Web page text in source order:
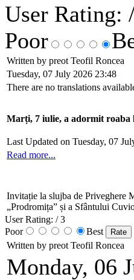
User Rating:
Poor
Written by preot Teofil Roncea
Tuesday, 07 July 2026 23:48
There are no translations
Marți, 7 iulie, a adormit roaba
Last Updated on Tuesday, 07
Read more...
Invitație la slujba de Priveghere
„Prodromița” și a Sfântului
User Rating: / 3
Poor
Best
Written by preot Teofil Roncea
Monday, 06